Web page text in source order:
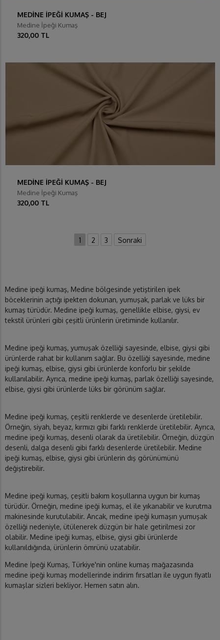
MEDİNE İPEĞİ KUMAŞ - BEJ
Medine İpeği Kumaş
320,00 TL
MEDİNE İPEĞİ KUMAŞ - BEJ
Medine İpeği Kumaş
320,00 TL
1 2 3 Sonraki
Medine ipeği kumaş, Medine bölgesinde yetiştirilen ipek
böceklerinin açtığı ipekten dokunan, yumuşak, parlak ve lüks bir
kumaş türüdür. Medine ipeği kumaş, genellikle elbise, giysi, ev
tekstil ürünleri gibi çeşitli ürünlerin üretiminde kullanılır.
Medine ipeği kumaş, yumuşak özelliği sayesinde, elbise, giysi gibi
ürünlerde rahat bir kullanım sağlar. Bu özelliği sayesinde, medine
ipeği kumaş, elbise, giysi gibi ürünlerde konforlu bir şekilde
kullanılabilir. Ayrıca, medine ipeği kumaş, parlak özelliği sayesinde,
elbise, giysi gibi ürünlerde lüks bir görünüm sağlar.
Medine ipeği kumaş, çeşitli renklerde ve desenlerde üretilebilir.
Örneğin, siyah, beyaz, kırmızı gibi farklı renklerde üretilebilir. Ayrıca,
medine ipeği kumaş, desenli olarak da üretilebilir. Örneğin, düzgün
desenli, dalga desenli gibi farklı desenlerde üretilebilir. Medine
ipeği kumaş, elbise, giysi gibi ürünlerin dış görünümünü
değiştirebilir.
Medine ipeği kumaş, çeşitli bakım koşullarına uygun bir kumaş
türüdür. Örneğin, medine ipeği kumaş, el ile yıkanabilir ve kurutma
makinesinde kurutulabilir. Ancak, medine ipeği kumaşın yumuşak
özelliği nedeniyle, ütülenerek düzgün bir hale getirilmesi zor
olabilir. Medine ipeği kumaş, elbise, giysi gibi ürünlerde
kullanıldığında, ürünlerin ömrünü uzatabilir.
Medine İpeği Kumaş, Türkiye'nin online kumaş mağazasında
medine ipeği kumaş modellerinde indirim fırsatları ile uygun fiyatlı
kumaşlar sizleri bekliyor. Hemen satın alın.